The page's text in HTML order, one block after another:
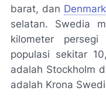
barat, dan Denmark
selatan. Swedia
kilometer
populasi sekitar
adalah Stockholm
adalah Krona